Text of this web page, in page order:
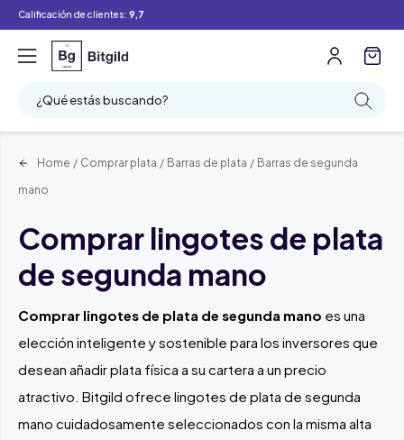
Calificación de clientes: 9,7
¿Qué estás buscando?
Filtro
Home / Comprar plata / Barras de plata / Barras de segunda
mano
Comprar lingotes de plata
de segunda mano
Comprar lingotes de plata de segunda mano es una
elección inteligente y sostenible para los inversores que
desean añadir plata física a su cartera a un precio
atractivo. Bitgild ofrece lingotes de plata de segunda
mano cuidadosamente seleccionados con la misma alta